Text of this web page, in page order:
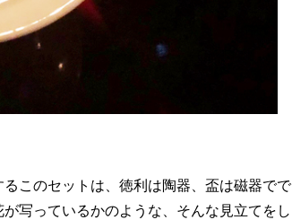
このセットは、徳利は陶器、盃は磁器でで
写っているかのような、そんな見立てをし